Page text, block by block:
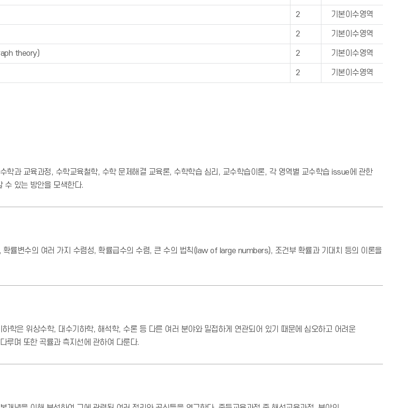
2 기본이수영역
2 기본이수영역
theory) 2 기본이수영역
2 기본이수영역
학과 교육과정, 수학교육철학, 수학 문제해결 교육론, 수학학습 심리, 교수학습이론, 각 영역별 교수학습 issue에 관한
수 있는 방안을 모색한다.
률변수의 여러 가지 수렴성, 확률급수의 수렴, 큰 수의 법칙(law of large numbers), 조건부 확률과 기대치 등의 이론을
학은 위상수학, 대수기하학, 해석학, 수론 등 다른 여러 분야와 밀접하게 연관되어 있기 때문에 심오하고 어려운
루며 또한 곡률과 측지선에 관하여 다룬다.